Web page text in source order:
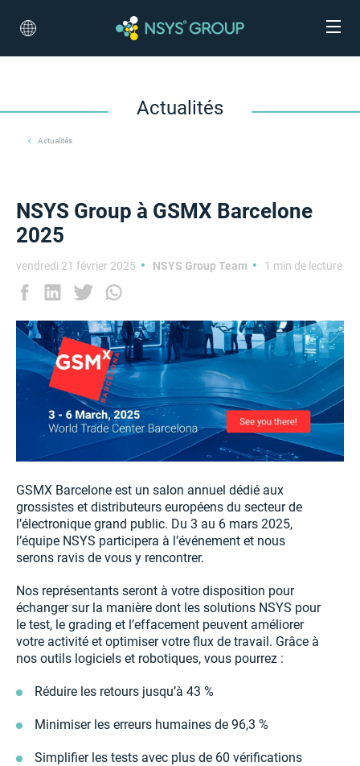
Actualités
Actualités
NSYS Group à GSMX Barcelone
2025
vendredi 21 février 2025 NSYS Group Team 1 min de lecture
GSMX Barcelone est un salon annuel dédié aux
grossistes et distributeurs européens du secteur de
l’électronique grand public. Du 3 au 6 mars 2025,
l’équipe NSYS participera à l’événement et nous
serons ravis de vous y rencontrer.
Nos représentants seront à votre disposition pour
échanger sur la manière dont les solutions NSYS pour
le test, le grading et l’effacement peuvent améliorer
votre activité et optimiser votre flux de travail. Grâce à
nos outils logiciels et robotiques, vous pourrez :
Réduire les retours jusqu’à 43 %
Minimiser les erreurs humaines de 96,3 %
Simplifier les tests avec plus de 60 vérifications